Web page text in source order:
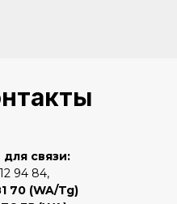
связи:
94 84,
70 (WA/Tg)